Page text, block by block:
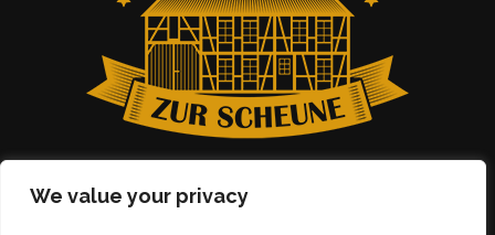
We value your privacy